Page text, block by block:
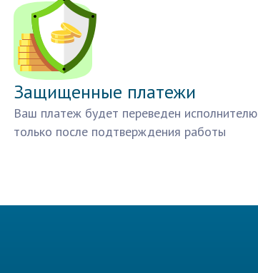
Защищенные платежи
Ваш платеж будет переведен исполнителю
только после подтверждения работы